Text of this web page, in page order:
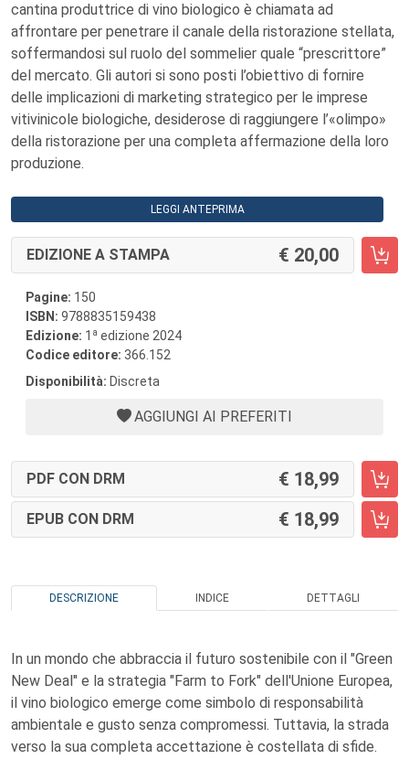
cantina produttrice di vino biologico è chiamata ad
affrontare per penetrare il canale della ristorazione stellata,
soffermandosi sul ruolo del sommelier quale “prescrittore”
del mercato. Gli autori si sono posti l’obiettivo di fornire
delle implicazioni di marketing strategico per le imprese
vitivinicole biologiche, desiderose di raggiungere l’«olimpo»
della ristorazione per una completa affermazione della loro
produzione.
LEGGI ANTEPRIMA
EDIZIONE A STAMPA 20,00
Pagine: 150
ISBN: 9788835159438
Edizione: 1 a edizione 2024
Codice editore: 366.152
Disponibilità: Discreta
AGGIUNGI AI PREFERITI
PDF CON DRM 18,99
EPUB CON DRM 18,99
DESCRIZIONE INDICE DETTAGLI
In un mondo che abbraccia il futuro sostenibile con il "Green
New Deal" e la strategia "Farm to Fork" dell'Unione Europea,
il vino biologico emerge come simbolo di responsabilità
ambientale e gusto senza compromessi. Tuttavia, la strada
verso la sua completa accettazione è costellata di sfide.